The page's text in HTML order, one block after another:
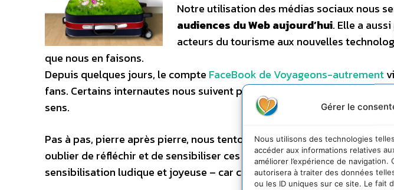
Gérer le
Nous utilisons des technologies
accéder aux informations relatives
améliorer l’expérience de
autorisera à traiter des données
ou les ID uniques sur ce site. Le fait
Notre utilisation des médias sociaux nous
audiences du Web aujourd’hui. Elle a
acteurs du tourisme aux nouvelles
que nous en faisons.
Depuis quelques jours, le compte FaceBook de Voyageons-autrement
fans. Certains internautes nous suivent principalement par ce biais là,
sens.
Pas à pas, pierre après pierre, nous tentons de réfléchir à la Terre que
oublier de réfléchir et de sensibiliser ces dits enfants que nous
sensibilisation ludique et joyeuse – car c’est cela avant tout LES